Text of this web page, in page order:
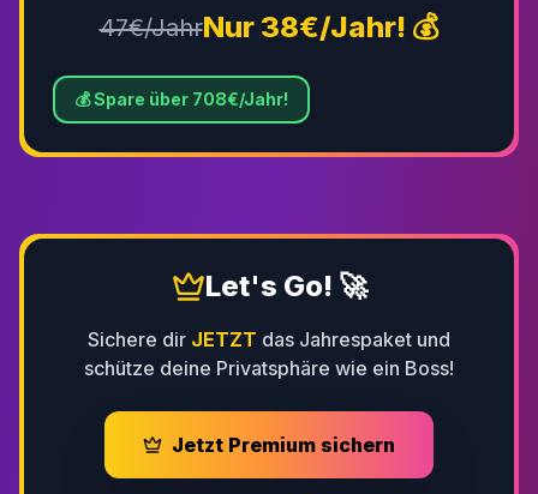
47€/JahrNur 38€/Jahr! 💰
💰 Spare über 708€/Jahr!
Let's Go! 🚀
Sichere dir JETZT das Jahrespaket und
schütze deine Privatsphäre wie ein Boss!
Jetzt Premium sichern